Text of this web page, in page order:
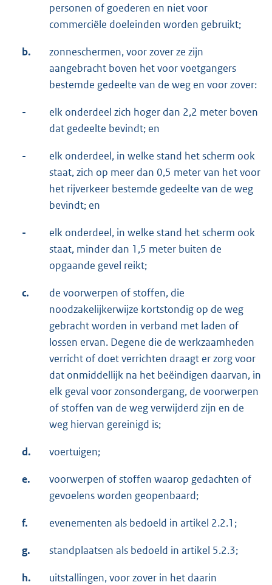
personen of goederen en niet voor
commerciële doeleinden worden gebruikt;
b.
zonneschermen, voor zover ze zijn
aangebracht boven het voor voetgangers
bestemde gedeelte van de weg en voor zover:
-
elk onderdeel zich hoger dan 2,2 meter boven
dat gedeelte bevindt; en
-
elk onderdeel, in welke stand het scherm ook
staat, zich op meer dan 0,5 meter van het voor
het rijverkeer bestemde gedeelte van de weg
bevindt; en
-
elk onderdeel, in welke stand het scherm ook
staat, minder dan 1,5 meter buiten de
opgaande gevel reikt;
c.
de voorwerpen of stoffen, die
noodzakelijkerwijze kortstondig op de weg
gebracht worden in verband met laden of
lossen ervan. Degene die de werkzaamheden
verricht of doet verrichten draagt er zorg voor
dat onmiddellijk na het beëindigen daarvan, in
elk geval voor zonsondergang, de voorwerpen
of stoffen van de weg verwijderd zijn en de
weg hiervan gereinigd is;
d. voertuigen;
e.
voorwerpen of stoffen waarop gedachten of
gevoelens worden geopenbaard;
f. evenementen als bedoeld in artikel 2.2.1;
g. standplaatsen als bedoeld in artikel 5.2.3;
h.
uitstallingen, voor zover in het daarin